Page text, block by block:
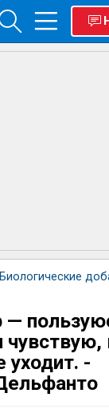
Биологические
—
чувствую,
уходит. -